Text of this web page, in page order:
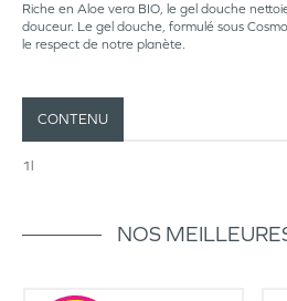
Riche en Aloe vera BIO, le gel douche
douceur. Le gel douche, formulé sous
le respect de notre planète.
CONTENU
1l
NOS